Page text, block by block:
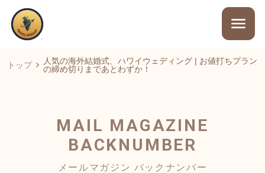
トップ
人気の海外結婚式、ハワイウェディング | お値打ちプラン
の締め切りまであとわずか！
MAIL MAGAZINE
BACKNUMBER
メールマガジン バックナンバー